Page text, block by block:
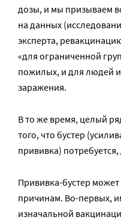
дозы, и мы призываем
на данных
эксперта,
«для ограниченной
пожилых, и для людей
заражения.
В то же время, целый
того, что бустер
прививка)
Прививка-бустер
причинам. Во-первых,
изначальной